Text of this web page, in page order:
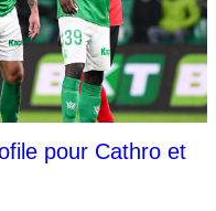
pour Cathro et